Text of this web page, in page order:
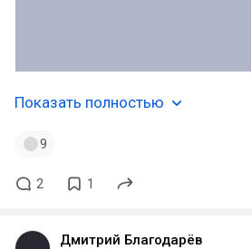
Показать полностью
9
2 1
Дмитрий Благодарёв